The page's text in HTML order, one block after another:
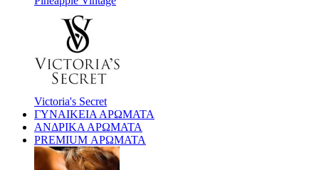
Victoria's Secret
ΓΥΝΑΙΚΕΙΑ ΑΡΩΜΑΤΑ
ΑΝΔΡΙΚΑ ΑΡΩΜΑΤΑ
PREMIUM ΑΡΩΜΑΤΑ